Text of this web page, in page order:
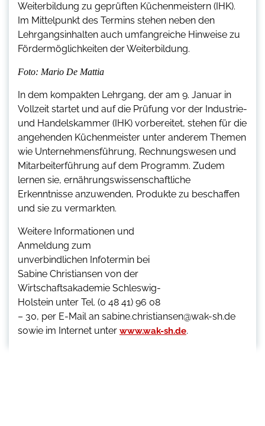
Weiterbildung zu geprüften Küchenmeistern (IHK).
Im Mittelpunkt des Termins stehen neben den
Lehrgangsinhalten auch umfangreiche Hinweise zu
Fördermöglichkeiten der Weiterbildung.
Foto: Mario De Mattia
In dem kompakten Lehrgang, der am 9. Januar in
Vollzeit startet und auf die Prüfung vor der Industrie-
und Handelskammer (IHK) vorbereitet, stehen für die
angehenden Küchenmeister unter anderem Themen
wie Unternehmensführung, Rechnungswesen und
Mitarbeiterführung auf dem Programm. Zudem
lernen sie, ernährungswissenschaftliche
Erkenntnisse anzuwenden, Produkte zu beschaffen
und sie zu vermarkten.
Weitere Informationen und
Anmeldung zum
unverbindlichen Infotermin bei
Sabine Christiansen von der
Wirtschaftsakademie Schleswig-
Holstein unter Tel. (0 48 41) 96 08
– 30, per E-Mail an sabine.christiansen@wak-sh.de
sowie im Internet unter www.wak-sh.de.